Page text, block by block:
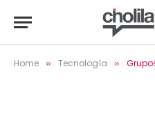
Home » Tecnología » Grupos